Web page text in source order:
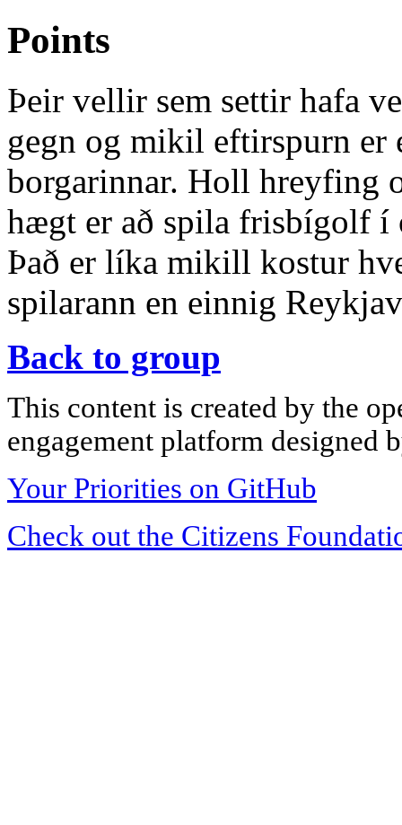
Points
Þeir vellir sem settir hafa
gegn og mikil eftirspurn
borgarinnar. Holl hreyfing
hægt er að spila frisbígolf í
Það er líka mikill kostur
spilarann en einnig
Back to group
This content is created by the
engagement platform designed
Your Priorities on GitHub
Check out the Citizens